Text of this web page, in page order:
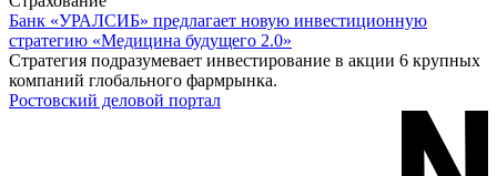
Банк «УРАЛСИБ» предлагает новую инвестиционную
стратегию «Медицина будущего 2.0»
Стратегия подразумевает инвестирование в акции 6 крупных
компаний глобального фармрынка.
Ростовский деловой портал